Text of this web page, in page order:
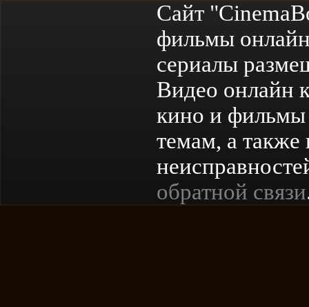
Сайт
фильмы
сериалы
Видео онлайн
кино и
темам, а
обратной связи